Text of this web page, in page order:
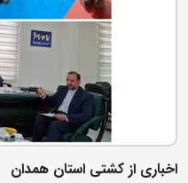
اخباری از کشتی استان همدان